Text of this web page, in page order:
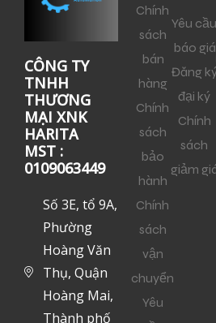
CÔNG TY
TNHH
THƯƠNG
MẠI XNK
HARITA
MST :
0109063449
Số 3E, tổ 9A,
Phường
Hoàng Văn
Thụ, Quận
Hoàng Mai,
Thành phố
Chính
sách
bán
hàng
Chính
sách
bảo
hành
Chính
sách
vận
chuyển
Yêu
Yêu cầu
báo giá
Đăng
đại ký
Chính
sách
giảm